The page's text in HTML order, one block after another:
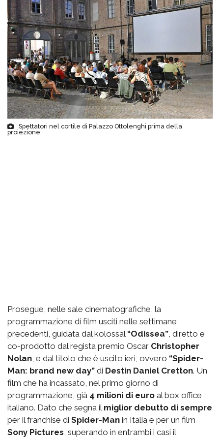
Spettatori nel cortile di Palazzo Ottolenghi prima della
proiezione
Prosegue, nelle sale cinematografiche, la
programmazione di film usciti nelle settimane
precedenti, guidata dal kolossal “Odissea”, diretto e
co-prodotto dal regista premio Oscar Christopher
Nolan, e dal titolo che è uscito ieri, ovvero “Spider-
Man: brand new day” di Destin Daniel Cretton. Un
film che ha incassato, nel primo giorno di
programmazione, già 4 milioni di euro al box office
italiano. Dato che segna il miglior debutto di sempre
per il franchise di Spider-Man in Italia e per un film
Sony Pictures, superando in entrambi i casi il